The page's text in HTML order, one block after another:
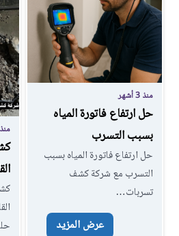
منذ 3 أشهر
حل ارتفاع فاتورة المياه
بسبب التسرب
حل ارتفاع فاتورة المياه بسبب
التسرب مع شركة كشف
تسربات…
عرض المزيد
منذ 3